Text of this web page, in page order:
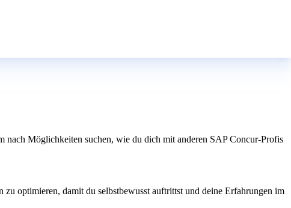
nach Möglichkeiten suchen, wie du dich mit anderen SAP Concur-Profis
optimieren, damit du selbstbewusst auftrittst und deine Erfahrungen im